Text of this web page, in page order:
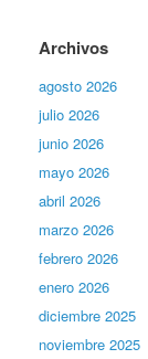
Archivos
agosto 2026
julio 2026
junio 2026
mayo 2026
abril 2026
marzo 2026
febrero 2026
enero 2026
diciembre 2025
noviembre 2025